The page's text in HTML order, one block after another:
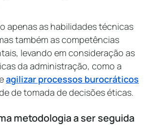
apenas as habilidades técnicas
também as competências
levando em consideração as
da administração, como a
agilizar processos burocráticos
de tomada de decisões éticas.
metodologia a ser seguida